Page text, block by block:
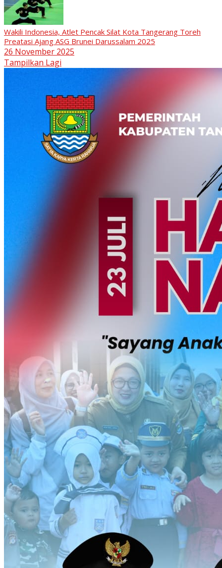
Wakili Indonesia, Atlet Pencak Silat Kota Tangerang Toreh
Preatasi Ajang ASG Brunei Darussalam 2025
26 November 2025
Tampilkan Lagi